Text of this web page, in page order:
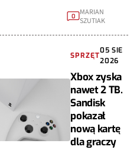
0 MARIAN
SZUTIAK
SPRZĘT
05 SIE
2026
Xbox zyska
nawet 2 TB.
Sandisk
pokazał
nową kartę
dla graczy